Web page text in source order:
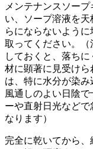
メンテナンスソー
い、ソープ溶液を
らにならないよう
取ってください。
しておくと、落ち
材に顕著に見受け
は、特に水分が染み
風通しのよい日陰
ーや直射日光など
なります）
完全に乾いてから